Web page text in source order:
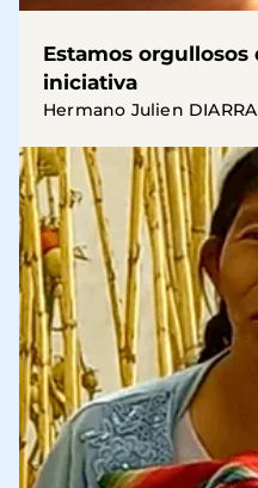
Estamos
iniciativa
Hermano Julien DIARRA